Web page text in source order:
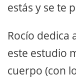
estás y se te
Rocío
este estudio
cuerpo (con